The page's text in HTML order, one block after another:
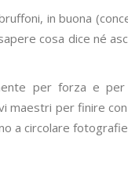
in buona
cosa dice né
per forza e
maestri per finire con
a circolare